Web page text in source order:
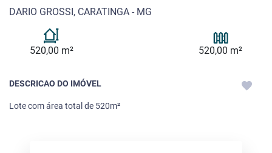
DARIO GROSSI, CARATINGA - MG
520,00 m² 520,00 m²
DESCRICAO DO IMÓVEL
Lote com área total de 520m²